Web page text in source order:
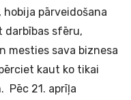
hobija pārveidošana
darbības sfēru,
mesties sava biznesa
kaut ko tikai
. Pēc 21. aprīļa